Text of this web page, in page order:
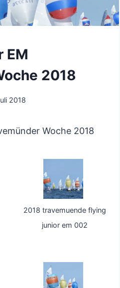
EM
2018
2018
Woche 2018
2018 travemuende flying
junior em 002